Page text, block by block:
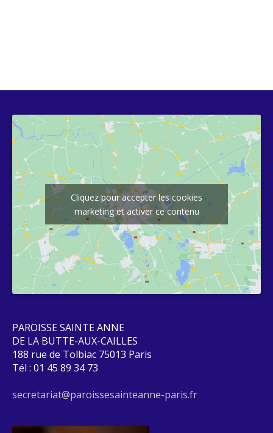
Cliquez pour accepter les cookies
marketing et activer ce contenu
PAROISSE SAINTE ANNE
DE LA BUTTE-AUX-CAILLES
188 rue de Tolbiac 75013 Paris
Tél : 01 45 89 34 73
secretariat@paroissesainteanne-paris.fr